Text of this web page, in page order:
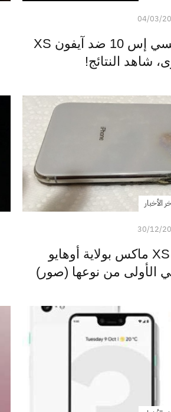
04/03/
اختبارات الأداء - جالكسي إس 10 ضد آيفون XS
شاهد النتائج!
الأخبار
30/12/
انفجار جوال آيفون XS ماكس بولاية أوهايو
الأولى من نوعها (صور)